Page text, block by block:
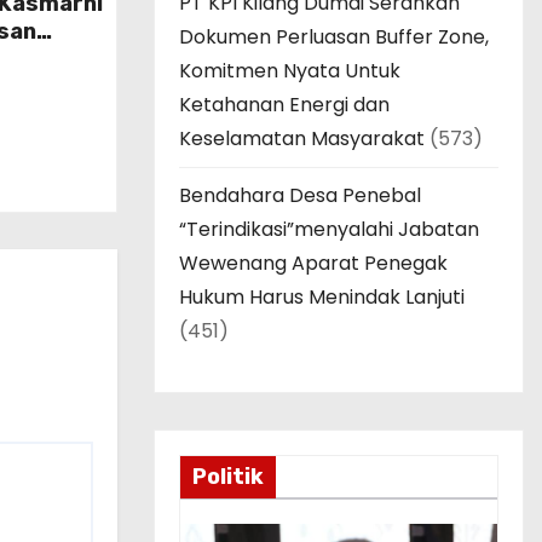
Dokumen Perluasan Buffer Zone,
Komitmen Nyata Untuk
Ketahanan Energi dan
Keselamatan Masyarakat (573)
Bendahara Desa Penebal
“Terindikasi”menyalahi Jabatan
Wewenang Aparat Penegak
Hukum Harus Menindak Lanjuti
(451)
Politik